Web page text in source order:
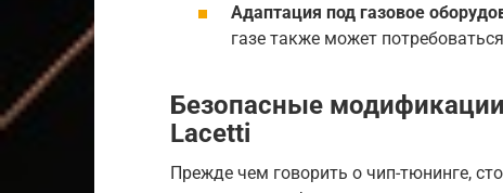
Адаптация под газовое
газе также может
Безопасные
Lacetti
Прежде чем говорить о чип-тюнинге,